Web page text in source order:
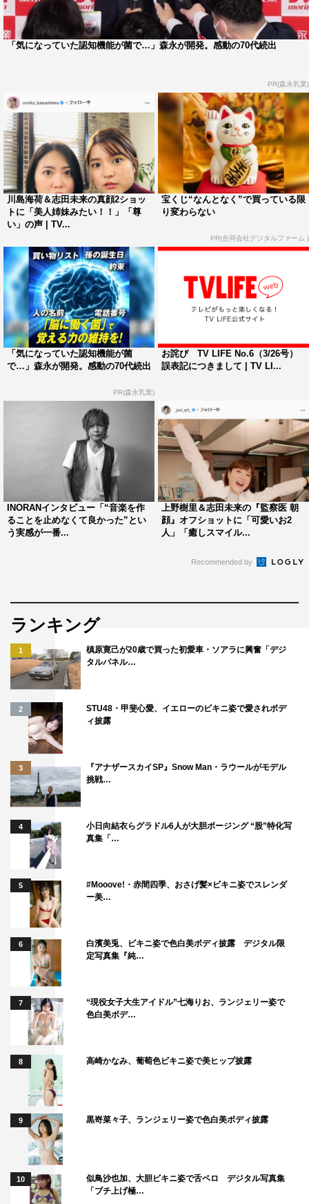
「気になっていた認知機能が菌で…」森永が開発。感動の70代続出
PR(森永乳業)
川島海荷＆志田未来の真顔2ショッ
トに「美人姉妹みたい！！」「尊
い」の声 | TV...
宝くじ“なんとなく”で買っている限
り変わらない
PR(合同会社デジタルファーム )
「気になっていた認知機能が菌
で…」森永が開発。感動の70代続出
PR(森永乳業)
お詫び TV LIFE No.6（3/26号）
誤表記につきまして | TV LI...
INORANインタビュー「“音楽を作
ることを止めなくて良かった”とい
う実感が一番...
上野樹里＆志田未来の『監察医 朝
顔』オフショットに「可愛いお2
人」「癒しスマイル...
Recommended by
ランキング
1
槙原寛己が20歳で買った初愛車・ソアラに興奮「デジ
タルパネル…
2
STU48・甲斐心愛、イエローのビキニ姿で愛されボデ
ィ披露
3
『アナザースカイSP』Snow Man・ラウールがモデル
挑戦…
4
小日向結衣らグラドル6人が大胆ポージング “股”特化写
真集「…
5
#Mooove!・赤間四季、おさげ髪×ビキニ姿でスレンダ
ー美…
6
白濱美兎、ビキニ姿で色白美ボディ披露 デジタル限
定写真集『純…
7
“現役女子大生アイドル”七海りお、ランジェリー姿で
色白美ボデ…
8 高崎かなみ、葡萄色ビキニ姿で美ヒップ披露
9 黒嵜菜々子、ランジェリー姿で色白美ボディ披露
10
似鳥沙也加、大胆ビキニ姿で舌ペロ デジタル写真集
「ブチ上げ極…